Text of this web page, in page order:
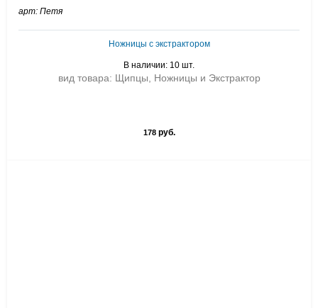
арт: Петя
Ножницы с экстрактором
В наличии: 10 шт.
вид товара: Щипцы, Ножницы и Экстрактор
178руб.